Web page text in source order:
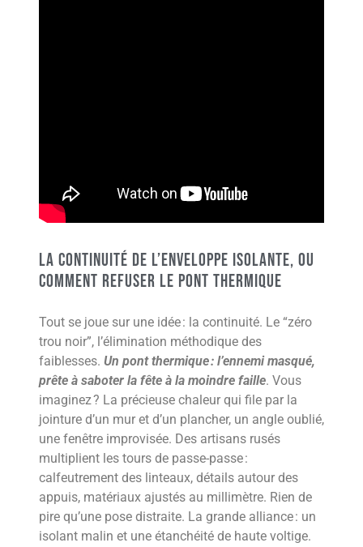
La Continuité de l’Enveloppe Isolante, ou
Comment Refuser le Pont Thermique
Tout se joue sur une idée : la continuité. Le “zéro
trou noir”, l’élimination méthodique des
faiblesses. Un pont thermique : l’ennemi masqué,
prête à saboter la fête à la moindre faille. Vous
imaginez ? La précieuse chaleur qui file par la
jointure d’un mur et d’un plancher, un angle oublié,
une fenêtre improvisée. Des artisans rusés
multiplient les tours de passe-passe :
calfeutrement des linteaux, détails autour des
appuis, matériaux ajustés au millimètre. Rien de
pire qu’une pose distraite. La grande alliance : un
isolant malin et une étanchéité de haute voltige.